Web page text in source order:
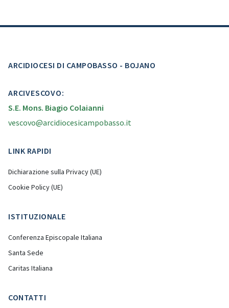
ARCIDIOCESI DI CAMPOBASSO - BOJANO
ARCIVESCOVO:
S.E. Mons. Biagio Colaianni
vescovo@arcidiocesicampobasso.it
LINK RAPIDI
Dichiarazione sulla Privacy (UE)
Cookie Policy (UE)
ISTITUZIONALE
Conferenza Episcopale Italiana
Santa Sede
Caritas Italiana
CONTATTI